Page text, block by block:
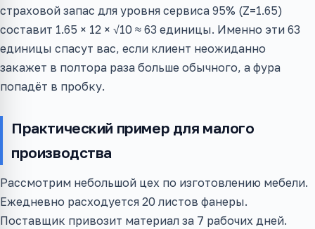
страховой запас для уровня сервиса 95% (Z=1.65)
составит 1.65 × 12 × √10 ≈ 63 единицы. Именно эти 63
единицы спасут вас, если клиент неожиданно
закажет в полтора раза больше обычного, а фура
попадёт в пробку.
Практический пример для малого
производства
Рассмотрим небольшой цех по изготовлению мебели.
Ежедневно расходуется 20 листов фанеры.
Поставщик привозит материал за 7 рабочих дней.